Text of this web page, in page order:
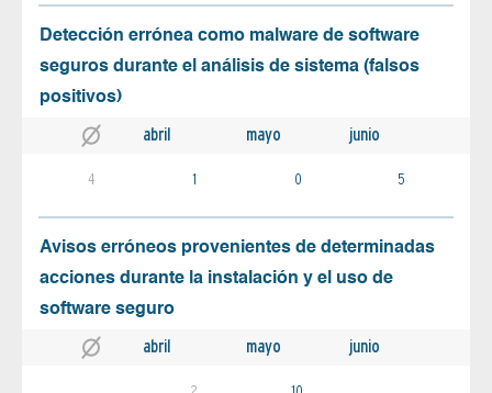
Detección errónea como malware de software
seguros durante el análisis de sistema (falsos
positivos)
abril mayo junio
4 1 0 5
Avisos erróneos provenientes de determinadas
acciones durante la instalación y el uso de
software seguro
abril mayo junio